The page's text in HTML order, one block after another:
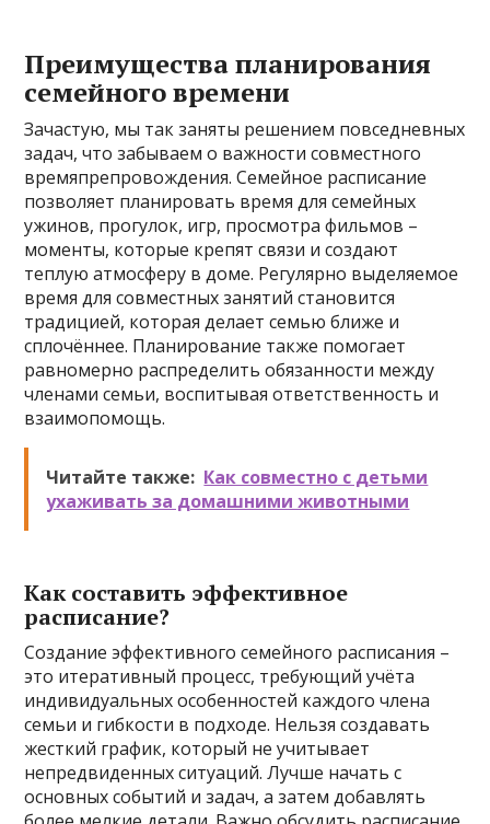
Преимущества планирования
семейного времени
Зачастую, мы так заняты решением повседневных
задач, что забываем о важности совместного
времяпрепровождения. Семейное расписание
позволяет планировать время для семейных
ужинов, прогулок, игр, просмотра фильмов –
моменты, которые крепят связи и создают
теплую атмосферу в доме. Регулярно выделяемое
время для совместных занятий становится
традицией, которая делает семью ближе и
сплочённее. Планирование также помогает
равномерно распределить обязанности между
членами семьи, воспитывая ответственность и
взаимопомощь.
Читайте также: Как совместно с детьми
ухаживать за домашними животными
Как составить эффективное
расписание?
Создание эффективного семейного расписания –
это итеративный процесс, требующий учёта
индивидуальных особенностей каждого члена
семьи и гибкости в подходе. Нельзя создавать
жесткий график, который не учитывает
непредвиденных ситуаций. Лучше начать с
основных событий и задач, а затем добавлять